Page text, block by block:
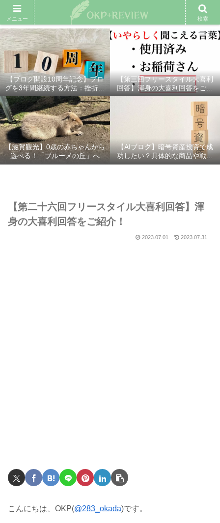
雑記ブログ プロフィール 余興動画 ベスト大喜利 スポ
【ブログ開設10周年記念】ブロ
グを3年間継続する方法：挫折し
ないための7つの秘訣
【第三回フリースタイル大喜利
回答】渾身の大喜利回答をご紹
介！
【滋賀観光】0歳の赤ちゃんから
遊べる！「ブルーメの丘」へ
【AIブログ】暗号資産投資で成
功したい？具体的な商品や戦略
を分かりやすく解説！
【第二十六回フリースタイル大喜利回答】渾
身の大喜利回答をご紹介！
2023.07.01 2023.07.31
こんにちは、OKP(@283_okada)です。
メニュー 検索